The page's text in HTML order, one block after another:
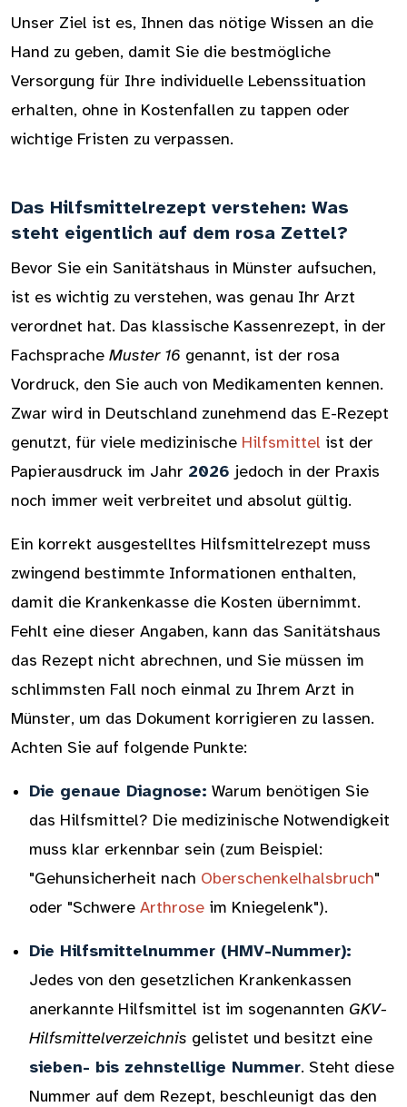
Unser Ziel ist es, Ihnen das nötige Wissen an die
Hand zu geben, damit Sie die bestmögliche
Versorgung für Ihre individuelle Lebenssituation
erhalten, ohne in Kostenfallen zu tappen oder
wichtige Fristen zu verpassen.
Das Hilfsmittelrezept verstehen: Was
steht eigentlich auf dem rosa Zettel?
Bevor Sie ein Sanitätshaus in Münster aufsuchen,
ist es wichtig zu verstehen, was genau Ihr Arzt
verordnet hat. Das klassische Kassenrezept, in der
Fachsprache Muster 16 genannt, ist der rosa
Vordruck, den Sie auch von Medikamenten kennen.
Zwar wird in Deutschland zunehmend das E-Rezept
genutzt, für viele medizinische Hilfsmittel ist der
Papierausdruck im Jahr 2026 jedoch in der Praxis
noch immer weit verbreitet und absolut gültig.
Ein korrekt ausgestelltes Hilfsmittelrezept muss
zwingend bestimmte Informationen enthalten,
damit die Krankenkasse die Kosten übernimmt.
Fehlt eine dieser Angaben, kann das Sanitätshaus
das Rezept nicht abrechnen, und Sie müssen im
schlimmsten Fall noch einmal zu Ihrem Arzt in
Münster, um das Dokument korrigieren zu lassen.
Achten Sie auf folgende Punkte:
Die genaue Diagnose: Warum benötigen Sie
das Hilfsmittel? Die medizinische Notwendigkeit
muss klar erkennbar sein (zum Beispiel:
"Gehunsicherheit nach Oberschenkelhalsbruch"
oder "Schwere Arthrose im Kniegelenk").
Die Hilfsmittelnummer (HMV-Nummer):
Jedes von den gesetzlichen Krankenkassen
anerkannte Hilfsmittel ist im sogenannten GKV-
Hilfsmittelverzeichnis gelistet und besitzt eine
sieben- bis zehnstellige Nummer. Steht diese
Nummer auf dem Rezept, beschleunigt das den